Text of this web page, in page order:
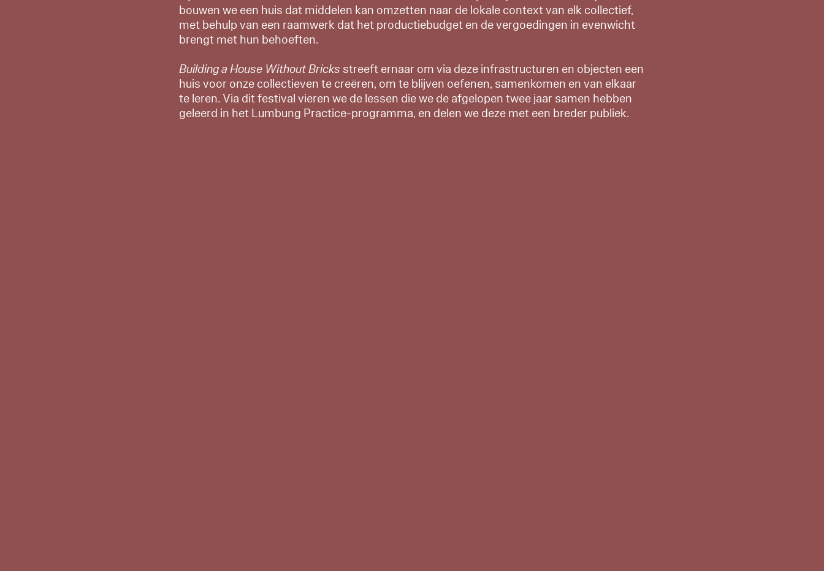
bouwen we een huis dat middelen kan omzetten naar de lokale context van elk collectief,
met behulp van een raamwerk dat het productiebudget en de vergoedingen in evenwicht
brengt met hun behoeften.
Building a House Without Bricks streeft ernaar om via deze infrastructuren en objecten een
huis voor onze collectieven te creëren, om te blijven oefenen, samenkomen en van elkaar
te leren. Via dit festival vieren we de lessen die we de afgelopen twee jaar samen hebben
geleerd in het Lumbung Practice-programma, en delen we deze met een breder publiek.